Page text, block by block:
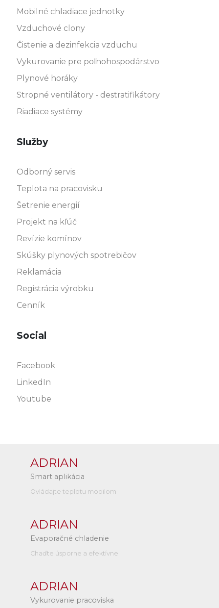
Mobilné chladiace jednotky
Vzduchové clony
Čistenie a dezinfekcia vzduchu
Vykurovanie pre poľnohospodárstvo
Plynové horáky
Stropné ventilátory - destratifikátory
Riadiace systémy
Služby
Odborný servis
Teplota na pracovisku
Šetrenie energií
Projekt na kľúč
Revízie komínov
Skúšky plynových spotrebičov
Reklamácia
Registrácia výrobku
Cenník
Social
Facebook
LinkedIn
Youtube
ADRIAN
Smart aplikácia
Ovládajte teplotu mobilom
ADRIAN
Evaporačné chladenie
Chaďte úsporne a efektívne
ADRIAN
Vykurovanie pracoviska